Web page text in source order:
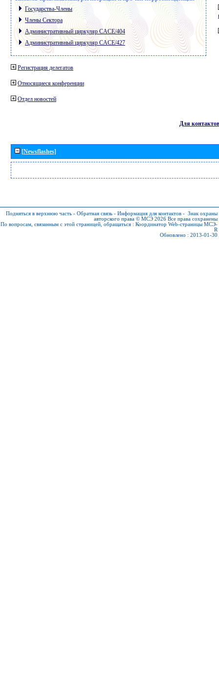
Государства-Члены
Члены Сектора
Административный циркуляр CACE/404
Административный циркуляр CACE/427
Регистрация делегатов
Относящиеся конференции
Отдел новостей
Для контактов
[Newsflashes]
Подняться в верхнюю часть - Обратная связь - Информация для контактов - Знак охраны
авторского права © МСЭ 2026 Все права сохранены
По вопросам, связанным с этой страницей, обращаться : Координатор Web-страницы МСЭ-
R
Обновлено : 2013-01-30